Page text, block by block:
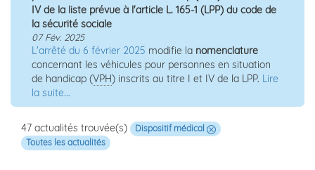
IV de la liste prévue à l'article L. 165-1 (LPP) du code de
la sécurité sociale
07 Fév. 2025
L'arrêté du 6 février 2025 modifie la nomenclature
concernant les véhicules pour personnes en situation
de handicap (VPH) inscrits au titre I et IV de la LPP. Lire
la suite...
47 actualités trouvée(s)
Dispositif médical
Toutes les actualités